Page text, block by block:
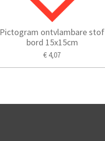
Pictogram ontvlambare stof
bord 15x15cm
€ 4,07